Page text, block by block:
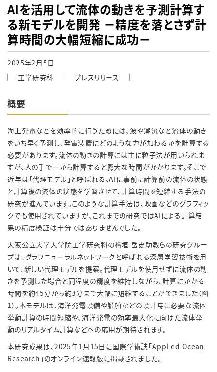
AIを活用して流体の動きを予測計算す
る新モデルを開発 －精度を落とさず計
算時間の大幅短縮に成功－
2025年2月5日
工学研究科
プレスリリース
概要
海上発電などを効率的に行うためには、波や潮流など流体の動き
をいち早く予測し、発電装置にどのような力が加わるかを計算する
必要があります。流体の動きの計算には主に粒子法が用いられま
すが、人の手で一から計算すると膨大な時間がかかります。そこで
近年は「代理モデル」と呼ばれる、AIに事前に計算前の流体の状態
と計算後の流体の状態を学習させて、計算時間を短縮する手法の
研究が進んでいます。このような計算手法は、映画などのグラフィッ
クでも使用されていますが、これまでの研究ではAIによる計算結
果の精度検証は十分ではありませんでした。
大阪公立大学大学院工学研究科の檜垣 岳史助教らの研究グルー
プは、グラフニューラルネットワークと呼ばれる深層学習技術を用
いて、新しい代理モデルを提案。代理モデルを使用せずに流体の動
きを予測した場合と同程度の精度を維持しながら、計算にかかる
時間を約45分から約3分まで大幅に短縮することができました（図
1）。本モデルは、海洋発電設備や船舶などの設計時に必要な流体
挙動計算の時間短縮や、海洋発電の効率最大化に向けた流体挙
動のリアルタイム計算などへの応用が期待されます。
本研究成果は、2025年1月15日に国際学術誌「Applied Ocean
Research」のオンライン速報版に掲載されました。